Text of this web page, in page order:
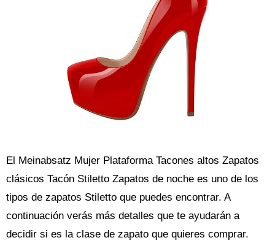
El Meinabsatz Mujer Plataforma Tacones altos Zapatos
clásicos Tacón Stiletto Zapatos de noche es uno de los
tipos de zapatos Stiletto que puedes encontrar. A
continuación verás más detalles que te ayudarán a
decidir si es la clase de zapato que quieres comprar.